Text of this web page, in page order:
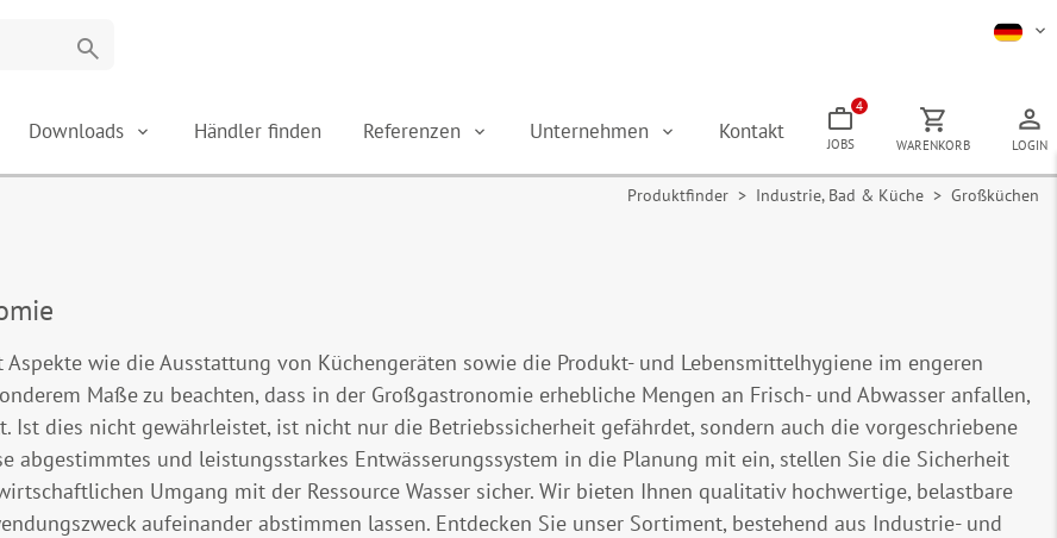
search
Downloads Händler finden Referenzen Unternehmen Kontakt JOBS
4
WARENKORB LOGIN
Produktfinder > Industrie, Bad & Küche > Großküchen
wie die Ausstattung von Küchengeräten sowie die Produkt- und Lebensmittelhygiene im engeren
Maße zu beachten, dass in der Großgastronomie erhebliche Mengen an Frisch- und Abwasser anfallen,
Ist dies nicht gewährleistet, ist nicht nur die Betriebssicherheit gefährdet, sondern auch die vorgeschriebene
abgestimmtes und leistungsstarkes Entwässerungssystem in die Planung mit ein, stellen Sie die Sicherheit
Umgang mit der Ressource Wasser sicher. Wir bieten Ihnen qualitativ hochwertige, belastbare
aufeinander abstimmen lassen. Entdecken Sie unser Sortiment, bestehend aus Industrie- und